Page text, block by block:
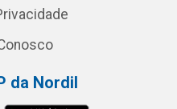
da Nordil